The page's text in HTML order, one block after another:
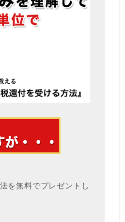
を無料でプレゼントし